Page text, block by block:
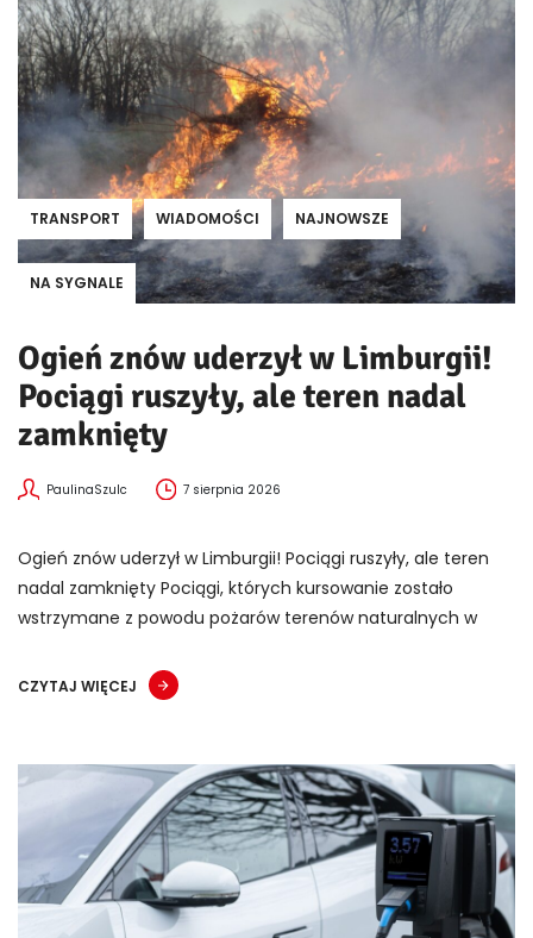
TRANSPORT WIADOMOŚCI NAJNOWSZE
NA SYGNALE
Ogień znów uderzył w Limburgii!
Pociągi ruszyły, ale teren nadal
zamknięty
PaulinaSzulc 7 sierpnia 2026
Ogień znów uderzył w Limburgii! Pociągi ruszyły, ale teren
nadal zamknięty Pociągi, których kursowanie zostało
wstrzymane z powodu pożarów terenów naturalnych w
CZYTAJ WIĘCEJ